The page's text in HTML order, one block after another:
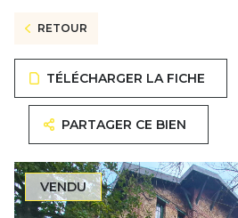
RETOUR
TÉLÉCHARGER LA FICHE
PARTAGER CE BIEN
VENDU